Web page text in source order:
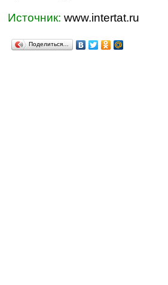
Источник: www.intertat.ru
Поделиться…